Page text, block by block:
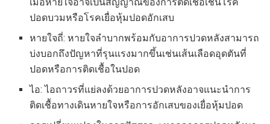
ปอดบวมหรือโรคเยื่อหุ้มปอดอักเสบ
หายใจถี่: หายใจลำบากพร้อมกับอาการปวดหลังสามารถ
บ่งบอกถึงปัญหาที่รุนแรงมากขึ้นเช่นเส้นเลือดอุดตันที่
ปอดหรือการติดเชื้อในปอด
ไอ: ไอถาวรที่แย่ลงด้วยอาการปวดหลังอาจแนะนำการ
ติดเชื้อทางเดินหายใจหรือการอักเสบของเยื่อหุ้มปอด